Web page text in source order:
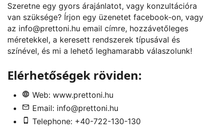
Szeretne egy gyors árajánlatot, vagy konzultációra
van szüksége? Írjon egy üzenetet facebook-on, vagy
az info@prettoni.hu email címre, hozzávetőleges
méretekkel, a keresett rendszerek típusával és
színével, és mi a lehető leghamarabb válaszolunk!
Elérhetőségek röviden:
Web: www.prettoni.hu
Email: info@prettoni.hu
Telephone: +40-722-130-130